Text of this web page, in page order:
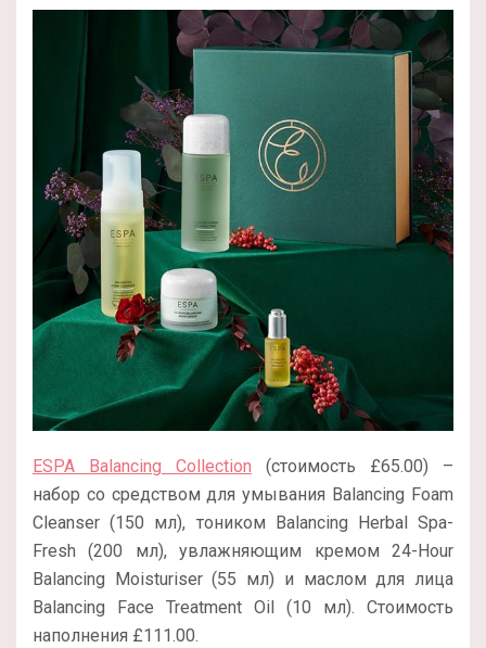
ESPA Balancing Collection (стоимость £65.00) –
набор со средством для умывания Balancing Foam
Cleanser (150 мл), тоником Balancing Herbal Spa-
Fresh (200 мл), увлажняющим кремом 24-Hour
Balancing Moisturiser (55 мл) и маслом для лица
Balancing Face Treatment Oil (10 мл). Стоимость
наполнения £111.00.